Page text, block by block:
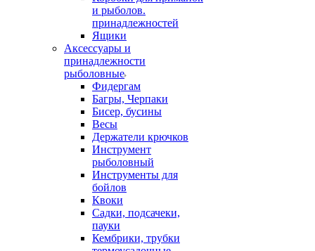
и рыболов.
принадлежностей
Ящики
Аксессуары и
принадлежности
рыболовные
Фидергам
Багры, Черпаки
Бисер, бусины
Весы
Держатели крючков
Инструмент
рыболовный
Инструменты для
бойлов
Квоки
Садки, подсачеки,
пауки
Кембрики, трубки